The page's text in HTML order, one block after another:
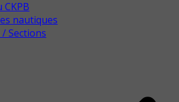
CKPB
nautiques
Sections